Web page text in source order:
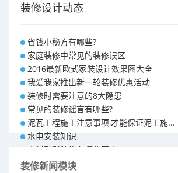
装修设计动态
省钱小秘方有哪些?
家庭装修中常见的装修误区
2016最新欧式家装设计效果图大全
我爱我家推出新一轮装修优惠活动
装修时需要注意的8大隐患
常见的装修谣言有哪些?
泥瓦工程施工注意事项,才能保证泥工施...
水电安装知识
乡村别墅装修有哪些要点?
别墅怎样装修之装修技巧
装修新闻模块